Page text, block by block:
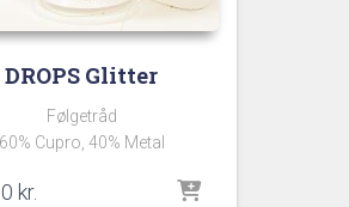
DROPS Glitter
Følgetråd
60% Cupro, 40% Metal
kr.